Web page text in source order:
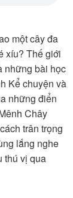
một cây đa
xíu? Thế giới
những bài học
Kể chuyện và
những điển
Chây
trân trọng
lắng nghe
thú vị qua